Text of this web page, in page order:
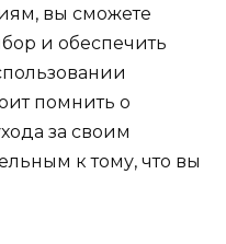
вы сможете
и обеспечить
помнить о
за своим
к тому, что вы